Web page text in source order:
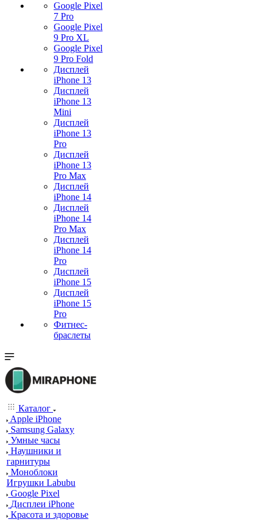
Google Pixel
7 Pro
Google Pixel
9 Pro XL
Google Pixel
9 Pro Fold
Дисплей
iPhone 13
Дисплей
iPhone 13
Mini
Дисплей
iPhone 13
Pro
Дисплей
iPhone 13
Pro Max
Дисплей
iPhone 14
Дисплей
iPhone 14
Pro Max
Дисплей
iPhone 14
Pro
Дисплей
iPhone 15
Дисплей
iPhone 15
Pro
Фитнес-
браслеты
Каталог
Apple iPhone
Samsung Galaxy
Умные часы
Наушники и
гарнитуры
Моноблоки
Игрушки Labubu
Google Pixel
Дисплеи iPhone
Красота и здоровье